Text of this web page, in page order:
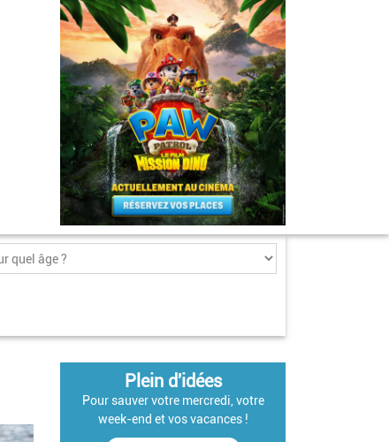
Plein d'idées
Pour sauver votre mercredi, votre
week-end et vos vacances !